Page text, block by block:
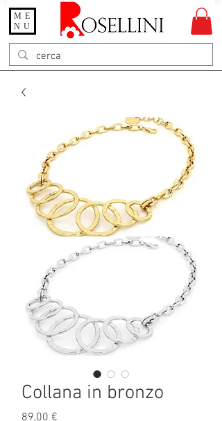
Gioielleria Rosellini
Rosellini online
ME
NU
Collana in bronzo
89,00 €